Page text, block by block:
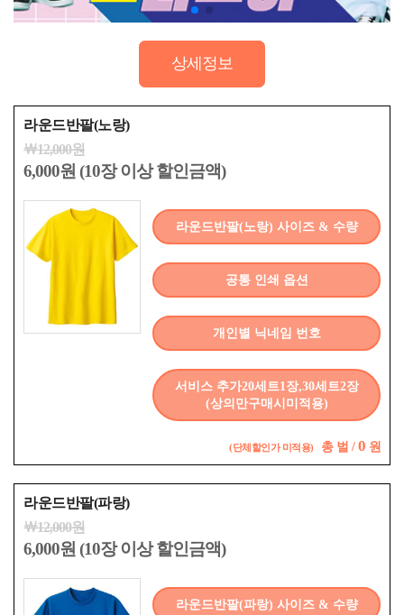
상세정보
라운드반팔(노랑)
￦12,000원
6,000원 (10장 이상 할인금액)
라운드반팔(노랑) 사이즈 & 수량
공통 인쇄 옵션
개인별 닉네임 번호
서비스 추가20세트1장,30세트2장
(상의만구매시미적용)
(단체할인가 미적용) 총 벌 / 0 원
라운드반팔(파랑)
￦12,000원
6,000원 (10장 이상 할인금액)
라운드반팔(파랑) 사이즈 & 수량